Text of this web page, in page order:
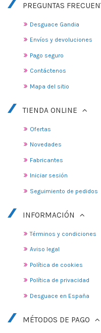
PREGUNTAS
Desguace Gandia
Envíos y devoluciones
Pago seguro
Contáctenos
Mapa del sitio
TIENDA ONLINE
Ofertas
Novedades
Fabricantes
Iniciar sesión
Seguimiento de pedidos
INFORMACIÓN
Términos y condiciones
Aviso legal
Política de cookies
Política de privacidad
Desguace en España
MÉTODOS DE PAGO